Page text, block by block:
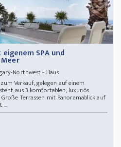
SPA und
Northwest - Haus
Verkauf, gelegen auf einem
aus 3 komfortablen, luxuriös
Terrassen mit Panoramablick auf
...